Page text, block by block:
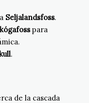
Seljalandsfoss.
para
.
de la cascada